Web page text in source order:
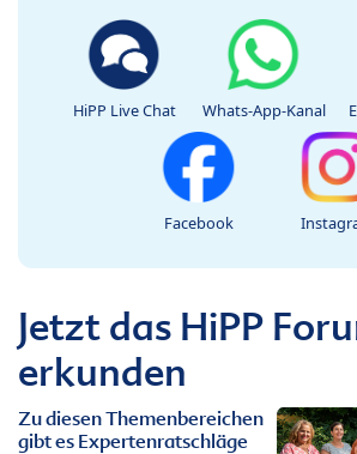
HiPP Live Chat Whats-App-Kanal
Facebook
Jetzt das HiPP
erkunden
Zu diesen Themenbereichen
gibt es Expertenratschläge